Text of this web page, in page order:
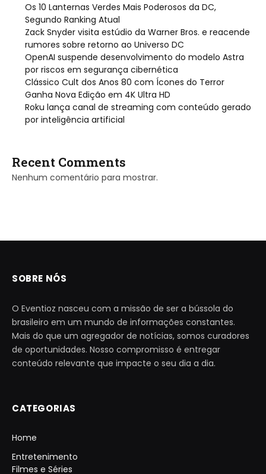
Os 10 Lanternas Verdes Mais Poderosos da DC,
Segundo Ranking Atual
Zack Snyder visita estúdio da Warner Bros. e reacende
rumores sobre retorno ao Universo DC
OpenAI suspende desenvolvimento do modelo Astra
por riscos em segurança cibernética
Clássico Cult dos Anos 80 com Ícones do Terror
Ganha Nova Edição em 4K Ultra HD
Roku lança canal de streaming com conteúdo gerado
por inteligência artificial
Recent Comments
Nenhum comentário para mostrar.
SOBRE NÓS
O Eventioz nasceu com a missão de ser a bússola do
brasileiro em um mundo de informações constantes.
Mais do que um agregador de notícias, somos curadores
de oportunidades. Nosso compromisso é entregar
conteúdo relevante que impacte o seu dia a dia.
CATEGORIAS
Home
Entretenimento
Filmes e Séries